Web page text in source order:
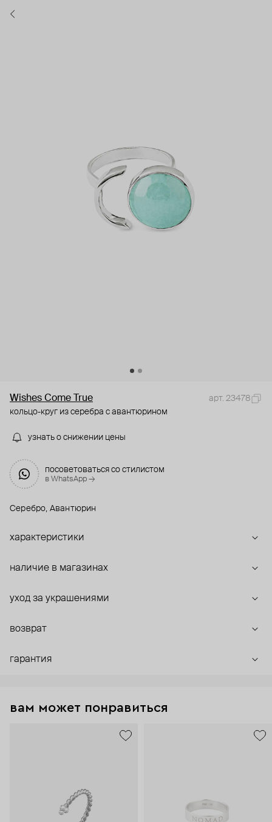
Wishes Come True
арт. 23478
кольцо-круг из серебра с авантюрином
узнать о снижении цены
посоветоваться со стилистом
в WhatsApp →
Серебро, Авантюрин
характеристики
наличие в магазинах
уход за украшениями
возврат
гарантия
вам может понравиться